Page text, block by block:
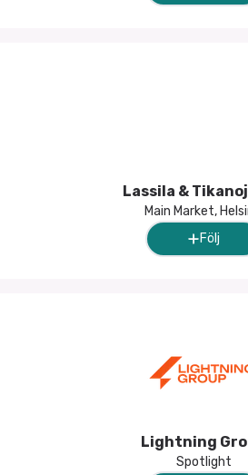
Lassila &
Main Market,
Följ
Lightning
Spotlight